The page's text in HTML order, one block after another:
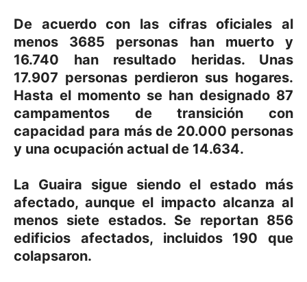
De acuerdo con las cifras oficiales al
menos 3685 personas han muerto y
16.740 han resultado heridas. Unas
17.907 personas perdieron sus hogares.
Hasta el momento se han designado 87
campamentos de transición con
capacidad para más de 20.000 personas
y una ocupación actual de 14.634.
La Guaira sigue siendo el estado más
afectado, aunque el impacto alcanza al
menos siete estados. Se reportan 856
edificios afectados, incluidos 190 que
colapsaron.